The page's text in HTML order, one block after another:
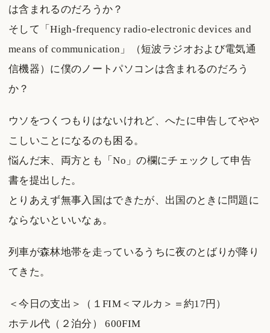
は含まれるのだろうか？
そして「High-frequency radio-electronic devices and
means of communication」（短波ラジオおよび電気通
信機器）に僕のノートパソコンは含まれるのだろう
か？
ウソをつくつもりはないけれど、へたに申告してやや
こしいことになるのも困る。
悩んだ末、両方とも「No」の欄にチェックして申告
書を提出した。
とりあえず無事入国はできたが、出国のときに問題に
ならないといいなぁ。
列車が森林地帯を走っているうちに夜のとばりが降り
てきた。
＜今日の支出＞（１FIM＜マルカ＞＝約17円）
ホテル代（２泊分） 600FIM